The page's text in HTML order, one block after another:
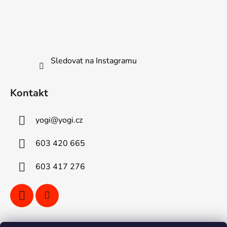
Sledovat na Instagramu
Kontakt
yogi@yogi.cz
603 420 665
603 417 276